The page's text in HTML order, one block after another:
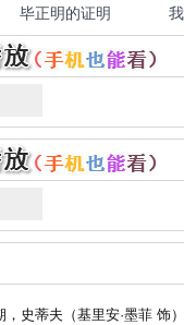
毕正明的证明
王安宇 张天爱 聂远 王彦
霖 冯兵 邬家楷 孔令美 黄
，史蒂夫（基里安·墨菲 饰